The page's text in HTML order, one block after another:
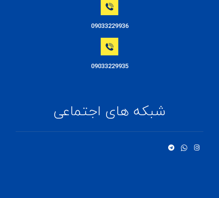
09033229936
09033229935
شبکه های اجتماعی